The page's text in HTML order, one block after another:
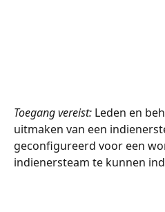
Toegang vereist: Leden en
uitmaken van een
geconfigureerd voor een
indienersteam te kunnen